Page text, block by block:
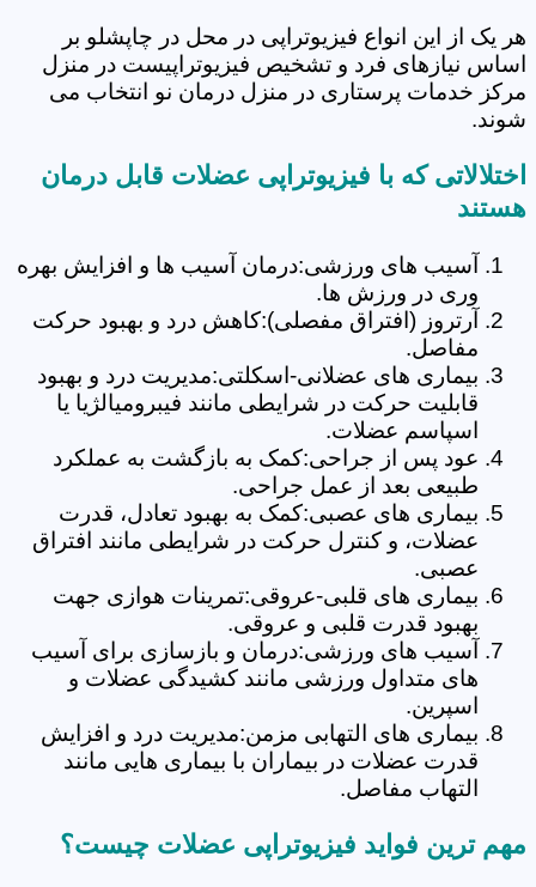
هر یک از این انواع فیزیوتراپی در محل در چاپشلو بر
اساس نیازهای فرد و تشخیص فیزیوتراپیست در منزل
مرکز خدمات پرستاری در منزل درمان نو انتخاب می
شوند.
اختلالاتی که با فیزیوتراپی عضلات قابل درمان
هستند
آسیب های ورزشی:درمان آسیب ها و افزایش بهره
وری در ورزش ها.
آرتروز (افتراق مفصلی):کاهش درد و بهبود حرکت
مفاصل.
بیماری های عضلانی-اسکلتی:مدیریت درد و بهبود
قابلیت حرکت در شرایطی مانند فیبرومیالژیا یا
اسپاسم عضلات.
عود پس از جراحی:کمک به بازگشت به عملکرد
طبیعی بعد از عمل جراحی.
بیماری های عصبی:کمک به بهبود تعادل، قدرت
عضلات، و کنترل حرکت در شرایطی مانند افتراق
عصبی.
بیماری های قلبی-عروقی:تمرینات هوازی جهت
بهبود قدرت قلبی و عروقی.
آسیب های ورزشی:درمان و بازسازی برای آسیب
های متداول ورزشی مانند کشیدگی عضلات و
اسپرین.
بیماری های التهابی مزمن:مدیریت درد و افزایش
قدرت عضلات در بیماران با بیماری هایی مانند
التهاب مفاصل.
مهم ترین فواید فیزیوتراپی عضلات چیست؟